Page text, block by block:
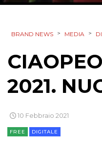
BRAND NEWS > MEDIA >
2021.
10 Febbraio 2021
FREE DIGITALE